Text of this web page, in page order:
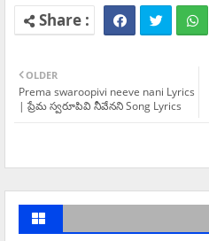
OLDER
Prema swaroopivi neeve nani Lyrics
| ప్రేమ స్వరూపివి నీవేనని Song Lyrics